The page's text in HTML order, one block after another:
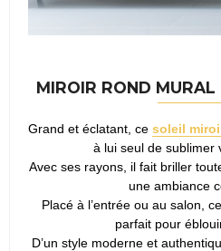
MIROIR ROND MURAL
Grand et éclatant, ce soleil
à lui seul de sublimer
Avec ses rayons, il fait briller
une ambiance
Placé à l’entrée ou au salon, ce
parfait pour
D’un style moderne et